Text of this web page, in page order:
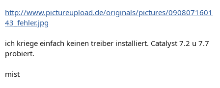
http://www.pictureupload.de/originals/pictures/0908071601
43_fehler.jpg
ich kriege einfach keinen treiber installiert. Catalyst 7.2 u 7.7
probiert.
mist